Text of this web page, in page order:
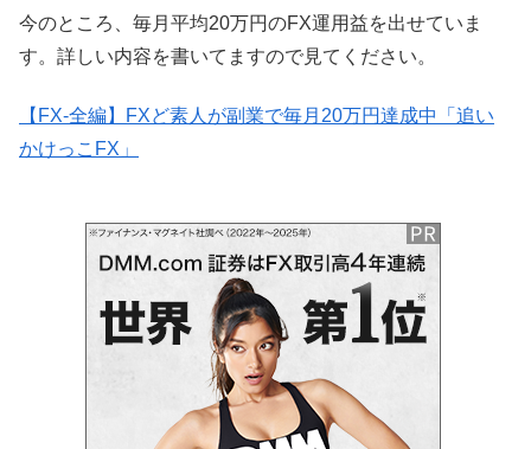
今のところ、毎月平均20万円のFX運用益を出せていま
す。詳しい内容を書いてますので見てください。
【FX-全編】FXど素人が副業で毎月20万円達成中「追い
かけっこFX」